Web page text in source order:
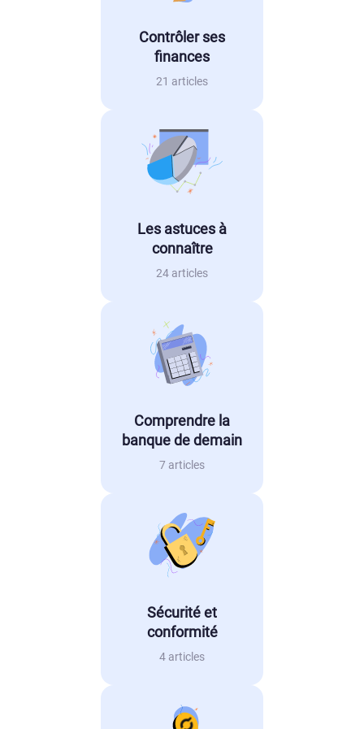
Contrôler ses
finances
21 articles
Les astuces à
connaître
24 articles
Comprendre la
banque de demain
7 articles
Sécurité et
conformité
4 articles